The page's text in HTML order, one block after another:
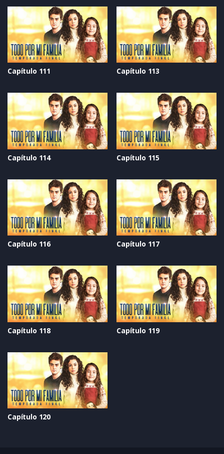
Capítulo 111 Capítulo 113
Capítulo 114 Capítulo 115
Capítulo 116 Capítulo 117
Capítulo 118 Capítulo 119
Capítulo 120